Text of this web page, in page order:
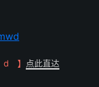
d 】 点此直达